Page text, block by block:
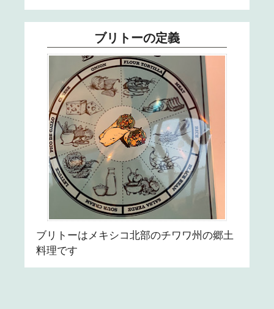
ブリトーの定義
ブリトーはメキシコ北部のチワワ州の郷土
料理です